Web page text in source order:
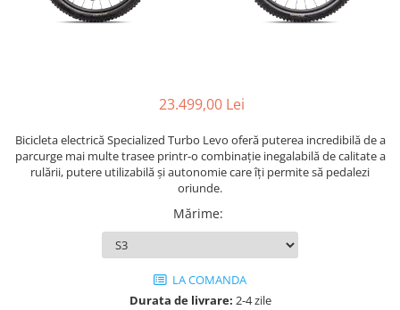
Plăcuțe frână
Saboți
Sisteme antifurt
Sonerii
Încălțăminte
23.499,00 Lei
Bicicleta electrică Specialized Turbo Levo oferă puterea incredibilă de a
parcurge mai multe trasee printr-o combinație inegalabilă de calitate a
rulării, putere utilizabilă și autonomie care îți permite să pedalezi
oriunde.
Mărime:
LA COMANDA
Durata de livrare: 2-4 zile